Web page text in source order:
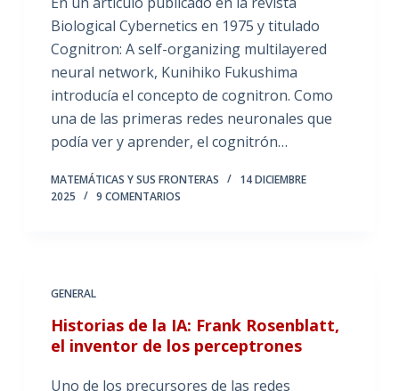
Biological Cybernetics en 1975 y titulado
Cognitron: A self-organizing multilayered
neural network, Kunihiko Fukushima
introducía el concepto de cognitron. Como
una de las primeras redes neuronales que
podía ver y aprender, el cognitrón…
MATEMÁTICAS Y SUS FRONTERAS
14 DICIEMBRE
2025
9 COMENTARIOS
GENERAL
Historias de la IA: Frank Rosenblatt,
el inventor de los perceptrones
Uno de los precursores de las redes